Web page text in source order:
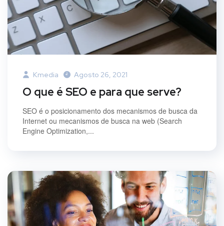
Kmedia Agosto 26, 2021
O que é SEO e para que serve?
SEO é o posicionamento dos mecanismos de busca da
Internet ou mecanismos de busca na web (Search
Engine Optimization,...